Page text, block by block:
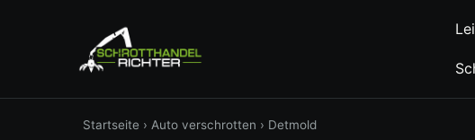
Startseite › Auto verschrotten › Detmold